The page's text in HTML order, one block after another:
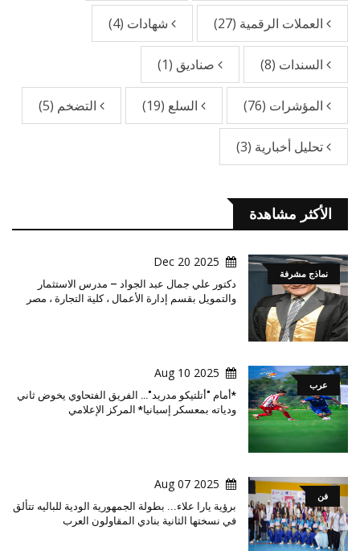
العملات الرقمية (27) شهادات (4)
السندات (8) صناديق (1)
المؤشرات (76) السلع (19) التضخم (5)
تحليل أخبارية (3)
الأكثر مشاهدة
نماذج مشرفة
2025 Dec 20
دكتور علي جمال عبد الجواد – مدرس الاستثمار
والتمويل بقسم إدارة الأعمال ، كلية التجارة ، مصر
عرب
2025 Aug 10
*أمام "أتلتيكو مدريد"… الفريق الفتحاوي يخوض ثاني
ودياته بمعسكر إسبانيا* المركز الإعلامي
فن
2025 Aug 07
برؤية يارا علاء... بطولة الجمهورية الودية للباليه تتألق
في نسختها الثانية بنادي المقاولون العرب